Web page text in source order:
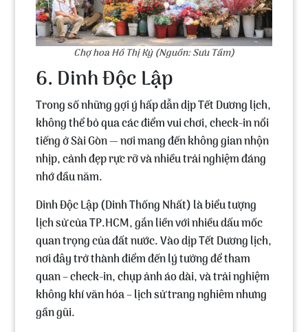
Chợ hoa Hồ Thị Kỷ (Nguồn: Sưu Tầm)
6. Dinh Độc Lập
Trong số những gợi ý hấp dẫn dịp Tết Dương lịch,
không thể bỏ qua các điểm vui chơi,check-in nổi
tiếng ở Sài Gòn— nơi mang đến không gian nhộn
nhịp, cảnh đẹp rực rỡ và nhiều trải nghiệm đáng
nhớ đầu năm.
Dinh Độc Lập (Dinh Thống Nhất)là biểu tượng
lịch sử của TP.HCM, gắn liền với nhiều dấu mốc
quan trọng của đất nước. Vào dịp Tết Dương lịch,
nơi đây trở thành điểm đến lý tưởng để tham
quan – check-in, chụp ảnh áo dài, và trải nghiệm
không khí văn hóa – lịch sử trang nghiêm nhưng
gần gũi.